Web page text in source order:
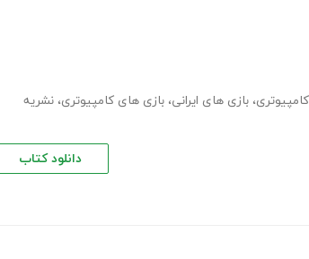
، بازی های ایرانی، بازی های کامپیوتری، نشریه
دانلود کتاب